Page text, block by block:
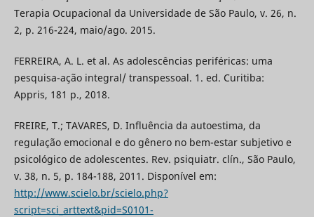
Terapia Ocupacional da Universidade de São Paulo, v. 26, n.
2, p. 216-224, maio/ago. 2015.
FERREIRA, A. L. et al. As adolescências periféricas: uma
pesquisa-ação integral/ transpessoal. 1. ed. Curitiba:
Appris, 181 p., 2018.
FREIRE, T.; TAVARES, D. Influência da autoestima, da
regulação emocional e do gênero no bem-estar subjetivo e
psicológico de adolescentes. Rev. psiquiatr. clín., São Paulo,
v. 38, n. 5, p. 184-188, 2011. Disponível em:
http://www.scielo.br/scielo.php?
script=sci_arttext&pid=S0101-